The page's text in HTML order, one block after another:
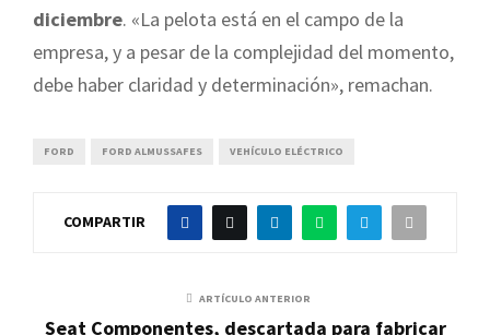
diciembre. «La pelota está en el campo de la
empresa, y a pesar de la complejidad del momento,
debe haber claridad y determinación», remachan.
FORD FORD ALMUSSAFES VEHÍCULO ELÉCTRICO
COMPARTIR
ARTÍCULO ANTERIOR
Seat Componentes, descartada para fabricar